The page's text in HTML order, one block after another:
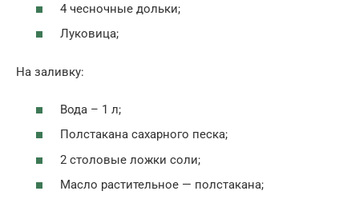
4 чесночные дольки;
Луковица;
На заливку:
Вода – 1 л;
Полстакана сахарного песка;
2 столовые ложки соли;
Масло растительное — полстакана;